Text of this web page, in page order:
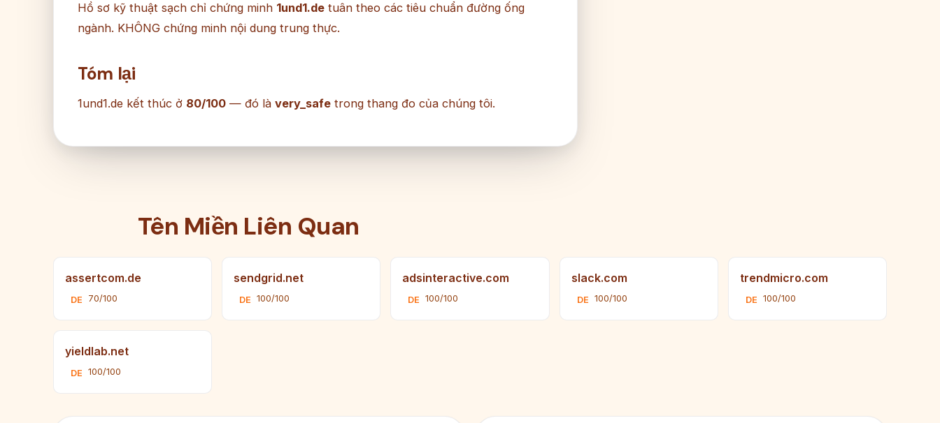
Hồ sơ kỹ thuật sạch chỉ chứng minh 1und1.de tuân theo các tiêu chuẩn đường ống
ngành. KHÔNG chứng minh nội dung trung thực.
Tóm lại
1und1.de kết thúc ở 80/100 — đó là very_safe trong thang đo của chúng tôi.
Tên Miền Liên Quan
assertcom.de
DE 70/100
sendgrid.net
DE 100/100
adsinteractive.com
DE 100/100
slack.com
DE 100/100
trendmicro.com
DE 100/100
yieldlab.net
DE 100/100